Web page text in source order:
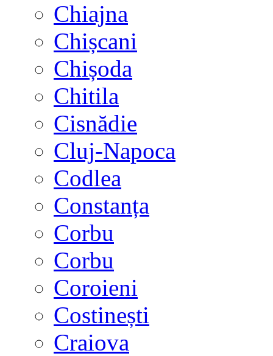
Chiajna
Chișcani
Chișoda
Chitila
Cisnădie
Cluj-Napoca
Codlea
Constanța
Corbu
Corbu
Coroieni
Costinești
Craiova